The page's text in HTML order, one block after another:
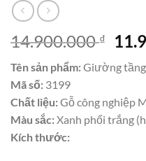
14.900.000₫
Giá
gốc
là:
Tên sản phẩm:Giường
Mã số: 3199
Chất liệu:Gỗ công nghiệp
Màu sắc:Xanh phối trắng
Kích thước: